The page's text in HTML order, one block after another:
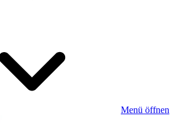
Menü öffnen